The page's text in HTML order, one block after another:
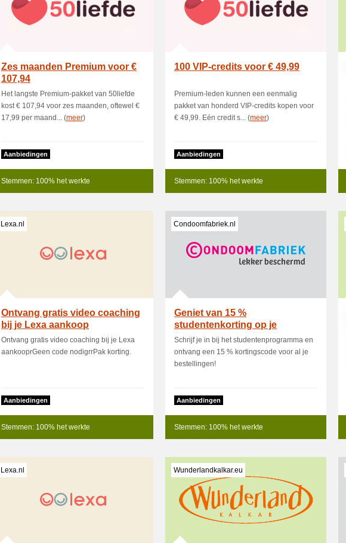
Zes maanden Premium voor €
107,94
Het langste Premium-pakket van 50liefde
kost € 107,94 voor zes maanden, oftewel €
17,99 per maand... (meer)
Aanbiedingen
Stemmen: 100% het werkte
100 VIP-credits voor € 49,99
Premium-leden kunnen een eenmalig
pakket van honderd VIP-credits kopen voor
€ 49,99. Eén credit s... (meer)
Aanbiedingen
Stemmen: 100% het werkte
Lexa.nl
Ontvang gratis video coaching
bij je Lexa aankoop
Ontvang gratis video coaching bij je Lexa
aankooprGeen code nodigrrPak korting.
Aanbiedingen
Stemmen: 100% het werkte
Condoomfabriek.nl
Geniet van 15 %
studentenkorting op je
bestelling bij Condoom
Schrijf je in bij het studentenprogramma en
ontvang een 15 % kortingscode voor al je
bestellingen!
Aanbiedingen
Stemmen: 100% het werkte
Lexa.nl Wunderlandkalkar.eu